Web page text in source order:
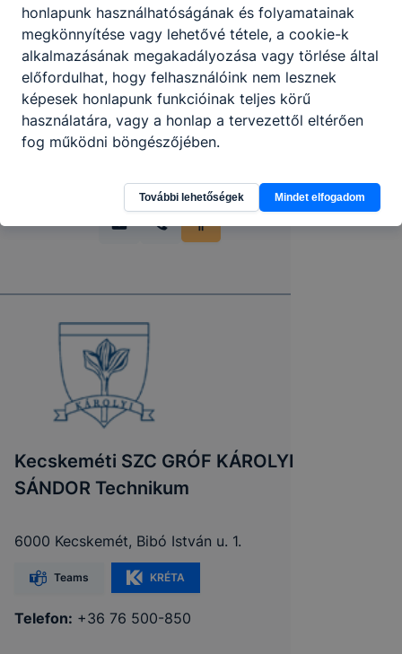
Partnereink
Kecskeméti SZC GRÓF KÁROLYI
SÁNDOR Technikum
6000 Kecskemét, Bibó István u. 1.
Teams KRÉTA
Telefon: +36 76 500-850
honlapunk használhatóságának és folyamatainak
megkönnyítése vagy lehetővé tétele, a cookie-k
alkalmazásának megakadályozása vagy törlése által
előfordulhat, hogy felhasználóink nem lesznek
képesek honlapunk funkcióinak teljes körű
használatára, vagy a honlap a tervezettől eltérően
fog működni böngészőjében.
További lehetőségek Mindet elfogadom